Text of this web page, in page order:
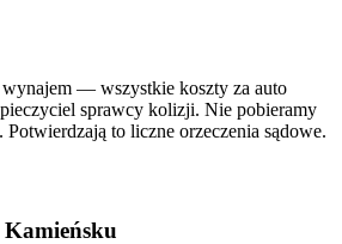
— wszystkie koszty za auto
sprawcy kolizji. Nie pobieramy
Potwierdzają to liczne orzeczenia sądowe.